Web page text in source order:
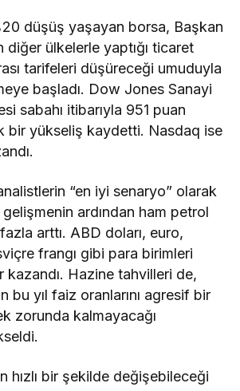
düşüş yaşayan borsa, Başkan
diğer ülkelerle yaptığı ticaret
tarifeleri düşüreceği umuduyla
başladı. Dow Jones Sanayi
sabahı itibarıyla 951 puan
bir yükseliş kaydetti. Nasdaq ise
“en iyi senaryo” olarak
ardından ham petrol
arttı. ABD doları, euro,
frangı gibi para birimleri
kazandı. Hazine tahvilleri de,
bu yıl faiz oranlarını agresif bir
zorunda kalmayacağı
hızlı bir şekilde değişebileceği